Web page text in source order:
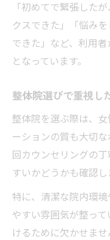
「初めてで緊張した
クスできた」「悩み
できた」など、利用
となっています。
整体院選びで重視し
整体院を選ぶ際は、
ーションの質も大切
回カウンセリングの
すいかどうかも確認し
特に、清潔な院内環
やすい雰囲気が整っ
けるために欠かせま